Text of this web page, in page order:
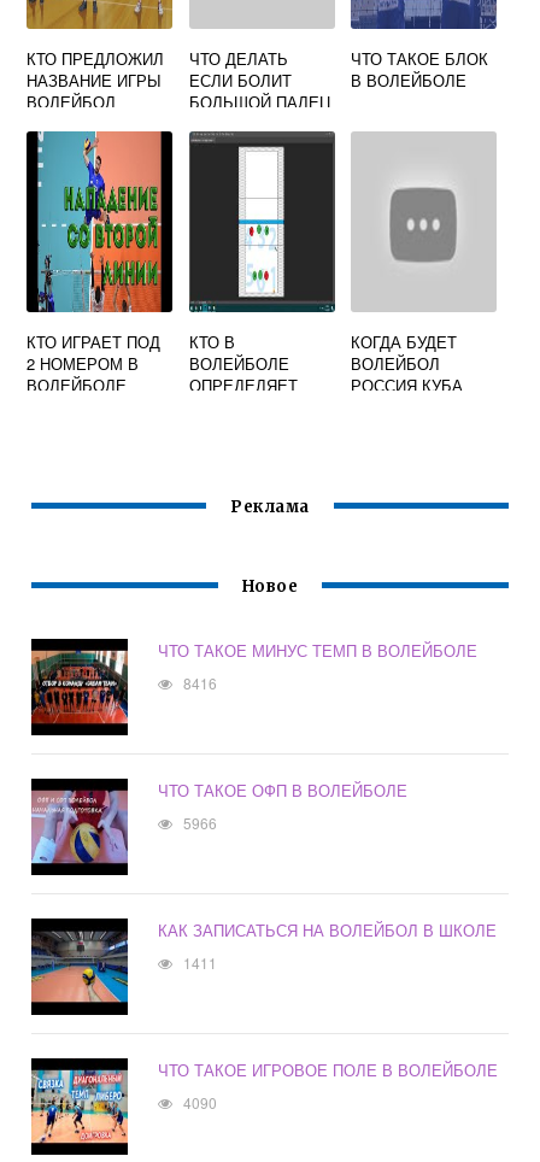
КТО ПРЕДЛОЖИЛ
НАЗВАНИЕ ИГРЫ
ВОЛЕЙБОЛ
ЧТО ДЕЛАТЬ
ЕСЛИ БОЛИТ
БОЛЬШОЙ ПАЛЕЦ
ВОЛЕЙБОЛА
ЧТО ТАКОЕ БЛОК
В ВОЛЕЙБОЛЕ
КТО ИГРАЕТ ПОД
2 НОМЕРОМ В
ВОЛЕЙБОЛЕ
КТО В
ВОЛЕЙБОЛЕ
ОПРЕДЕЛЯЕТ
КОГДА БУДЕТ
ВОЛЕЙБОЛ
РОССИЯ КУБА
Реклама
Новое
ЧТО ТАКОЕ МИНУС ТЕМП В ВОЛЕЙБОЛЕ
8416
ЧТО ТАКОЕ ОФП В ВОЛЕЙБОЛЕ
5966
КАК ЗАПИСАТЬСЯ НА ВОЛЕЙБОЛ В ШКОЛЕ
1411
ЧТО ТАКОЕ ИГРОВОЕ ПОЛЕ В ВОЛЕЙБОЛЕ
4090